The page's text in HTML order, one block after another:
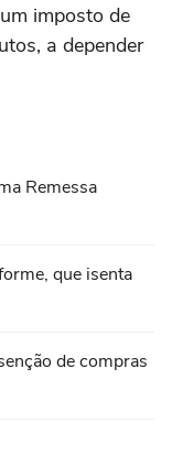
imposto de
a depender
Remessa
que isenta
de compras